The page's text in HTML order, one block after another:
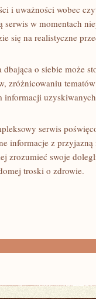
i uważności wobec
w momentach
się na realistyczne
o siebie może
zróżnicowaniu
informacji
serwis
informacje z przyjazną
zrozumieć swoje
troski o zdrowie.